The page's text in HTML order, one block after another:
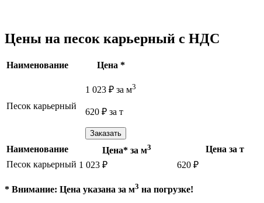
Цены на песок карьерный с НДС
Наименование Цена *
Песок карьерный
1 023 ₽ за м3
620 ₽ за т
Заказать
Наименование Цена* за м3
Цена за т
Песок карьерный 1 023 ₽ 620 ₽
* Внимание: Цена указана за м3 на погрузке!